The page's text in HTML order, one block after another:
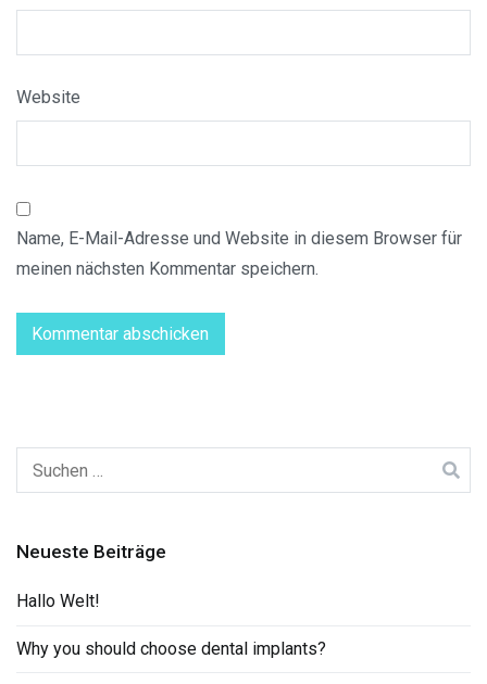
Website
Name, E-Mail-Adresse und Website in diesem Browser für
meinen nächsten Kommentar speichern.
Suchen
nach:
Neueste Beiträge
Hallo Welt!
Why you should choose dental implants?